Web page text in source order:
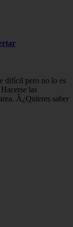
difícil pero no lo es
las
Â¿Quieres saber